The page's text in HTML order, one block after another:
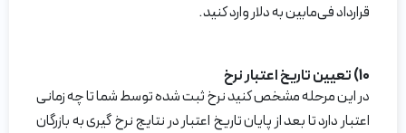
قرارداد فی‌مابین به دلار وارد کنید.
10) تعیین تاریخ اعتبار نرخ
در این مرحله مشخص کنید نرخ ثبت شده توسط شما تا چه زمانی
اعتبار دارد تا بعد از پایان تاریخ اعتبار در نتایج نرخ گیری به بازرگان